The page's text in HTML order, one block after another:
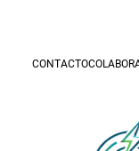
CONTACTO